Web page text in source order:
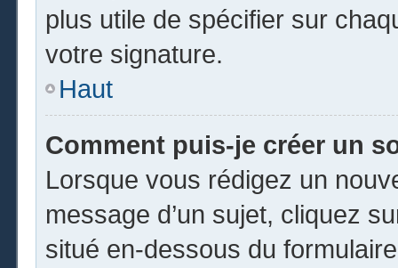
plus utile de spécifier sur
votre signature.
Haut
Comment puis-je créer un
Lorsque vous rédigez un
message d’un sujet, cliquez
situé en-dessous du